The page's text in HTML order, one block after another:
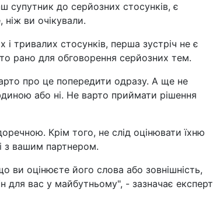
супутник до серйозних стосунків, є
ви очікували.
тривалих стосунків, перша зустріч не є
рано для обговорення серйозних тем.
про це попередити одразу. А ще не
або ні. Не варто приймати рішення
Крім того, не слід оцінювати їхню
з вашим партнером.
ви оцінюєте його слова або зовнішність,
для вас у майбутньому", - зазначає експерт